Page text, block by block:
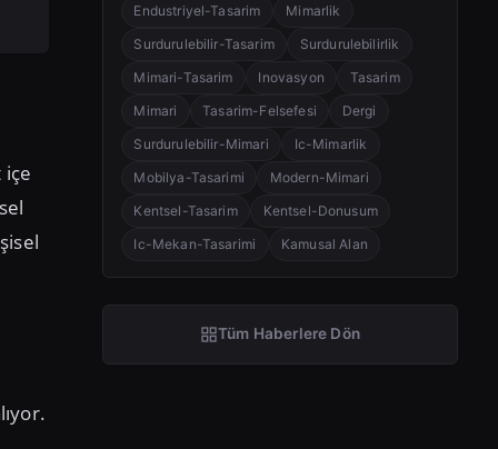
içe
Endustriyel-Tasarim
Mimarlik
Surdurulebilir-Tasarim
Surdurulebilirlik
Mimari-Tasarim
Inovasyon
Tasarim
Mimari
Tasarim-Felsefesi
Dergi
Surdurulebilir-Mimari
Ic-Mimarlik
Mobilya-Tasarimi
Modern-Mimari
Kentsel-Tasarim
Kentsel-Donusum
Ic-Mekan-Tasarimi
Kamusal Alan
Tüm Haberlere Dön